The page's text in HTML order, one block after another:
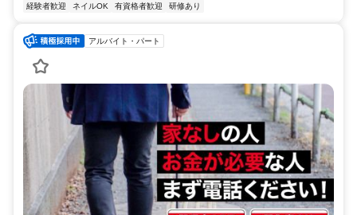
経験者歓迎
ネイルOK 有資格者歓迎 研修あり
アルバイト・パート